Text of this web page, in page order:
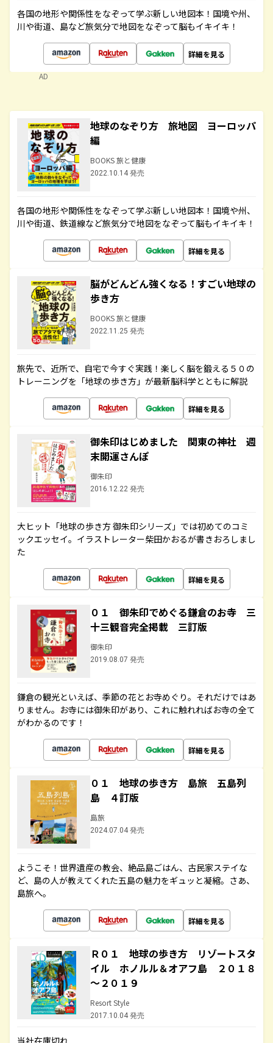
各国の地形や関係性をなぞって学ぶ新しい地図本！国境や州、
川や街道、島など旅気分で地図をなぞって脳もイキイキ！
詳細を見る
AD
地球のなぞり方 旅地図 ヨーロッパ
編
BOOKS 旅と健康
2022.10.14 発売
各国の地形や関係性をなぞって学ぶ新しい地図本！国境や州、
川や街道、鉄道線など旅気分で地図をなぞって脳もイキイキ！
詳細を見る
脳がどんどん強くなる！すごい地球の
歩き方
BOOKS 旅と健康
2022.11.25 発売
旅先で、近所で、自宅で今すぐ実践！楽しく脳を鍛える５０の
トレーニングを「地球の歩き方」が最新脳科学とともに解説
詳細を見る
御朱印はじめました 関東の神社 週
末開運さんぽ
御朱印
2016.12.22 発売
大ヒット「地球の歩き方 御朱印シリーズ」では初めてのコミ
ックエッセイ。イラストレーター柴田かおるが書きおろしまし
た
詳細を見る
０１ 御朱印でめぐる鎌倉のお寺 三
十三観音完全掲載 三訂版
御朱印
2019.08.07 発売
鎌倉の観光といえば、季節の花とお寺めぐり。それだけではあ
りません。お寺には御朱印があり、これに触れればお寺の全て
がわかるのです！
詳細を見る
０１ 地球の歩き方 島旅 五島列
島 ４訂版
島旅
2024.07.04 発売
ようこそ！世界遺産の教会、絶品島ごはん、古民家ステイな
ど、島の人が教えてくれた五島の魅力をギュッと凝縮。さあ、
島旅へ。
詳細を見る
Ｒ０１ 地球の歩き方 リゾートスタ
イル ホノルル＆オアフ島 ２０１８
～２０１９
Resort Style
2017.10.04 発売
当社在庫切れ